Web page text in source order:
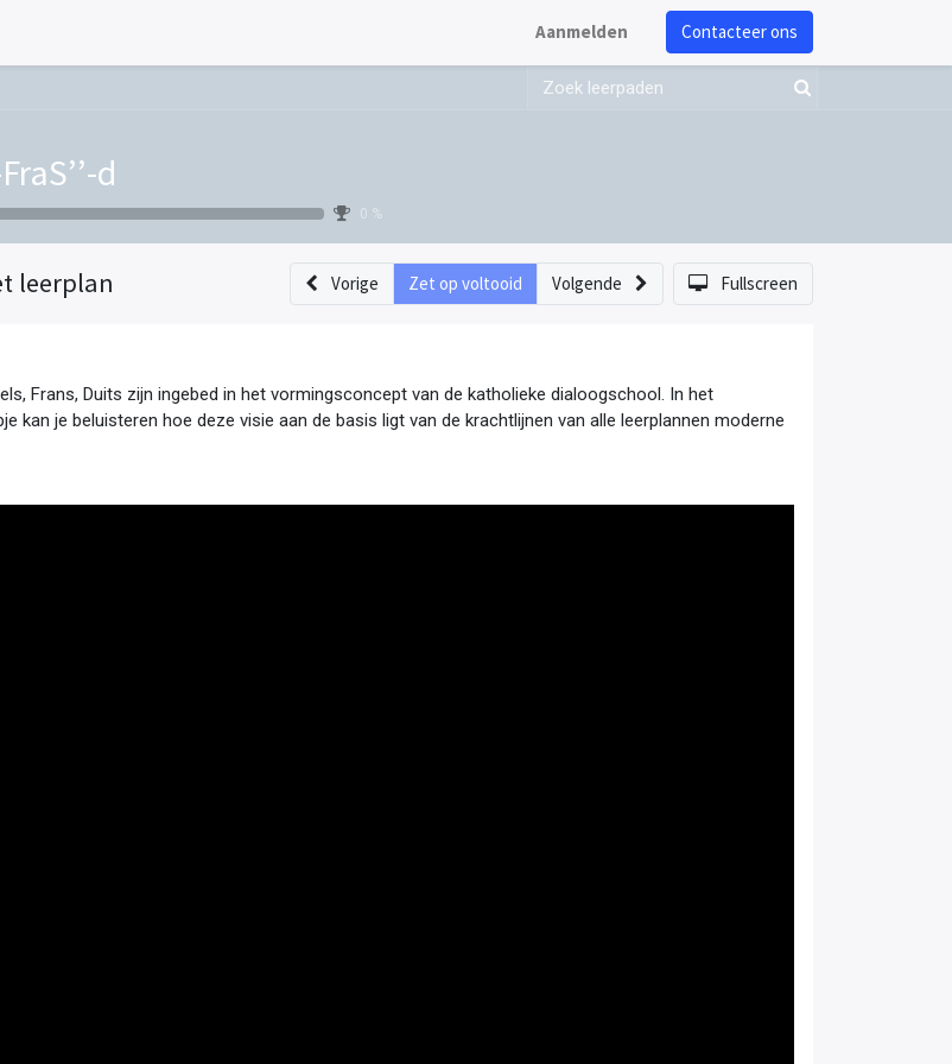
Aanmelden Contacteer ons
d
0 %
leerplan Vorige Zet op voltooid Volgende Fullscreen
Frans, Duits zijn ingebed in het vormingsconcept van de katholieke dialoogschool. In het
kan je beluisteren hoe deze visie aan de basis ligt van de krachtlijnen van alle leerplannen moderne